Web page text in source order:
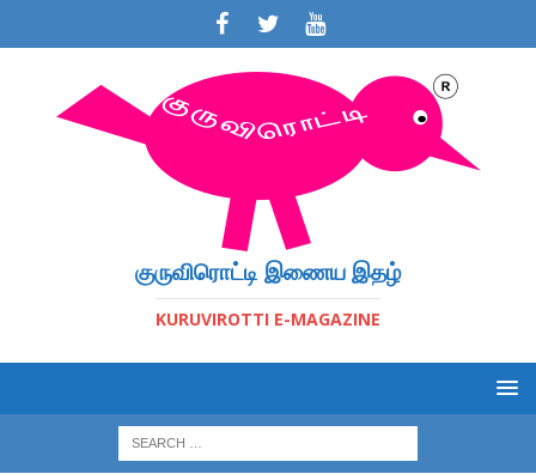
குருவிரொட்டி இணைய இதழ்
KURUVIROTTI E-MAGAZINE